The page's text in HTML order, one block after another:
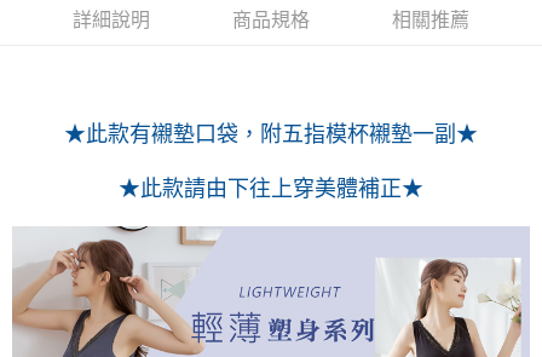
用戶於交易時，得透過本服務購買商品或服務，並由商店將買賣／分期付款
買賣價金債權讓與本公司後，依約使用本公司帳單繳交帳款。
3.完整用戶服務條款，請詳閱以下連結：
https://oppay.tw/userRule
購買商品的店家。未經商家同意取消之訂單仍視為有效，需透過AFTEE先享
易，需依本服務之必要範圍內提供個人資料，並將交易相關給付款項請求債
２．關於個人資料處理事宜，請瀏覽以下網址：
https://aftee.tw/terms/#terms3
３．未成年的使用者請事先徵得法定代理人或監護人之同意方可使用
「AFTEE先享後付」，若未經同意申辦者引起之損失，本公司不負相關責
任。
４．使用「AFTEE先享後付」時，將依據個別帳號之用戶狀況，依本公司即
付款後全家取貨
每筆NT$80，滿NT$799(含以上)免運費
付款後萊爾富取貨
7-11取貨付款
每筆NT$80，滿NT$799(含以上)免運費
付款後7-11取貨
詳細說明 商品規格 相關推薦
★此款有襯墊口袋，附五指模杯襯墊一副★
★此款請由下往上穿美體補正★